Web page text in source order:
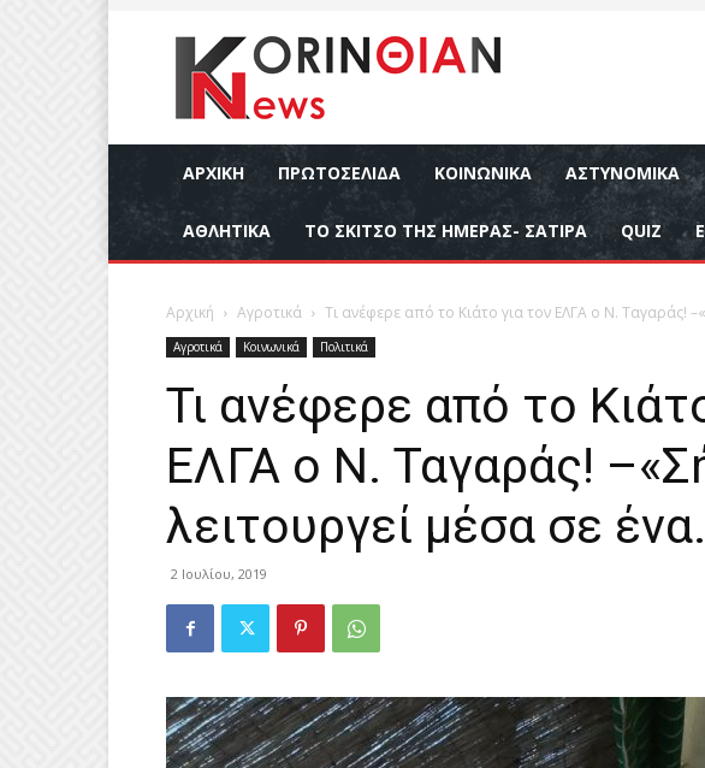
ΑΡΧΙΚΉ ΠΡΩΤΟΣΕΛΙΔΑ ΚΟΙΝΩΝΙΚΆ ΑΣΤΥΝΟΜΙΚΆ
ΑΘΛΗΤΙΚΆ ΤΟ ΣΚΙΤΣΟ ΤΗΣ ΗΜΕΡΑΣ- ΣΑΤΙΡΑ QUIZ
Αρχική Αγροτικά Τι ανέφερε από το Κιάτο για τον ΕΛΓΑ ο Ν. Ταγαράς!
Αγροτικά Κοινωνικά Πολιτικά
Τι ανέφερε από το
ΕΛΓΑ ο Ν. Ταγαράς!
λειτουργεί μέσα σε
2 Ιουλίου, 2019